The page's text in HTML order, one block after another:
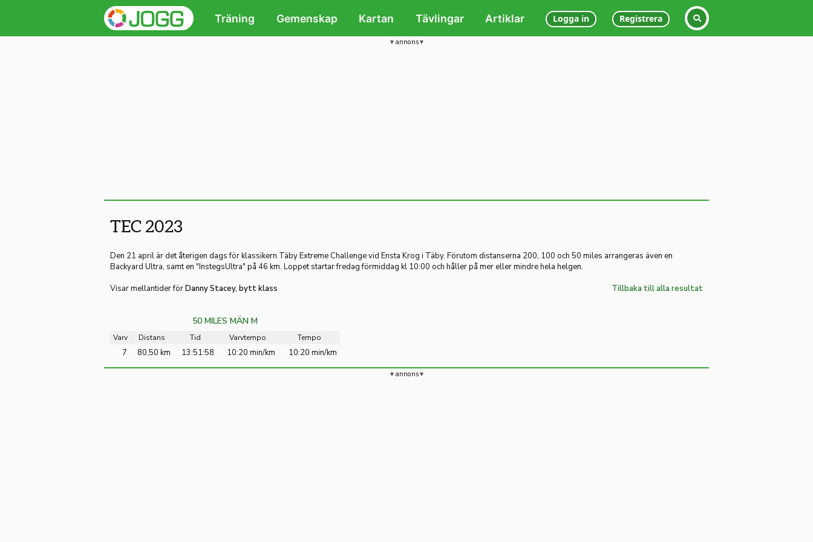
Träning Gemenskap Kartan Tävlingar Artiklar Logga in Registrera
annons
TEC 2023
Den 21 april är det återigen dags för klassikern Täby Extreme Challenge vid Ensta Krog i Täby. Förutom distanserna 200, 100 och 50 miles arrangeras även en
Backyard Ultra, samt en "InstegsUltra" på 46 km. Loppet startar fredag förmiddag kl 10:00 och håller på mer eller mindre hela helgen.
Visar mellantider förDanny Stacey, bytt klass Tillbaka till alla resultat
50 MILES MÄN M
Varv Distans Tid Varvtempo Tempo
7 80,50 km 13:51:58 10:20 min/km 10:20 min/km
annons